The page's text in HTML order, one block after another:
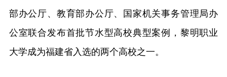
部办公厅、教育部办公厅、国家机关事务管理局办
公室联合发布首批节水型高校典型案例，黎明职业
大学成为福建省入选的两个高校之一。